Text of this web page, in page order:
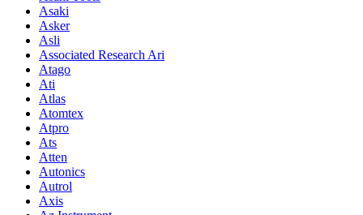
Asaki
Asker
Asli
Associated Research Ari
Atago
Ati
Atlas
Atomtex
Atpro
Ats
Atten
Autonics
Autrol
Axis